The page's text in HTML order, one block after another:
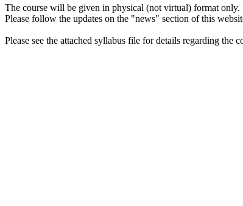
The course will be given in physical (not virtual) format only.
Please follow the updates on the "news" section of this
Please see the attached syllabus file for details regarding